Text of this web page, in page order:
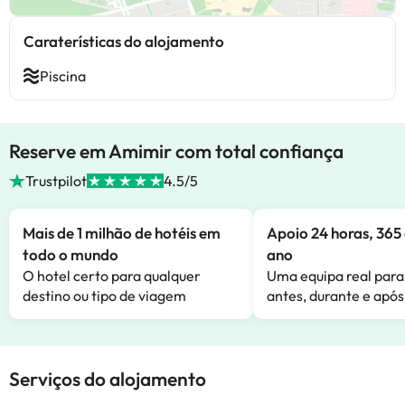
Caraterísticas do alojamento
Piscina
Reserve em Amimir com total confiança
Trustpilot 4.5/5
Mais de 1 milhão de hotéis em
todo o mundo
O hotel certo para qualquer
destino ou tipo de viagem
Apoio 24 horas,
ano
Uma equipa real
antes, durante e
Serviços do alojamento